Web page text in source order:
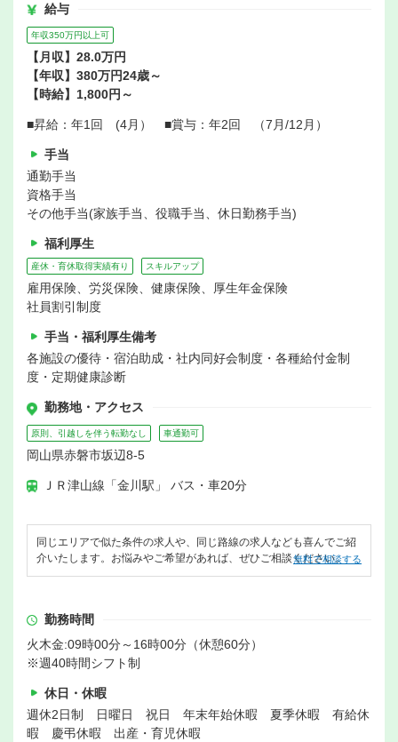
給与
年収350万円以上可
【月収】28.0万円
【年収】380万円24歳～
【時給】1,800円～
■昇給：年1回 (4月） ■賞与：年2回 （7月/12月）
手当
通勤手当
資格手当
その他手当(家族手当、役職手当、休日勤務手当)
福利厚生
産休・育休取得実績有り スキルアップ
雇用保険、労災保険、健康保険、厚生年金保険
社員割引制度
手当・福利厚生備考
各施設の優待・宿泊助成・社内同好会制度・各種給付金制
度・定期健康診断
勤務地・アクセス
原則、引越しを伴う転勤なし 車通勤可
岡山県赤磐市坂辺8-5
ＪＲ津山線「金川駅」 バス・車20分
同じエリアで似た条件の求人や、同じ路線の求人なども喜んでご紹
介いたします。お悩みやご希望があれば、ぜひご相談ください。
無料で相談する
勤務時間
火木金:09時00分～16時00分（休憩60分）
※週40時間シフト制
休日・休暇
週休2日制 日曜日 祝日 年末年始休暇 夏季休暇 有給休
暇 慶弔休暇 出産・育児休暇